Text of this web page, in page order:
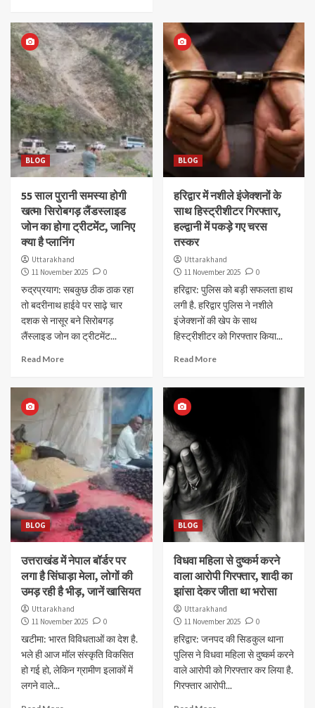
BLOG
55 साल पुरानी समस्या होगी
खत्म! सिरोबगड़ लैंडस्लाइड
जोन का होगा ट्रीटमेंट, जानिए
क्या है प्लानिंग
Uttarakhand
11 November 2025
0
रुद्रप्रयाग: सबकुछ ठीक ठाक रहा
तो बदरीनाथ हाईवे पर साढ़े चार
दशक से नासूर बने सिरोबगड़
लैंस्लाइड जोन का ट्रीटमेंट...
Read More
BLOG
हरिद्वार में नशीले इंजेक्शनों के
साथ हिस्ट्रीशीटर गिरफ्तार,
हल्द्वानी में पकड़े गए चरस
तस्कर
Uttarakhand
11 November 2025
0
हरिद्वार: पुलिस को बड़ी सफलता हाथ
लगी है. हरिद्वार पुलिस ने नशीले
इंजेक्शनों की खेप के साथ
हिस्ट्रीशीटर को गिरफ्तार किया...
Read More
BLOG
उत्तराखंड में नेपाल बॉर्डर पर
लगा है सिंघाड़ा मेला, लोगों की
उमड़ रही है भीड़, जानें खासियत
Uttarakhand
11 November 2025
0
खटीमा: भारत विविधताओं का देश है.
भले ही आज मॉल संस्कृति विकसित
हो गई हो, लेकिन ग्रामीण इलाकों में
लगने वाले...
BLOG
विधवा महिला से दुष्कर्म करने
वाला आरोपी गिरफ्तार, शादी का
झांसा देकर जीता था भरोसा
Uttarakhand
11 November 2025
0
हरिद्वार: जनपद की सिडकुल थाना
पुलिस ने विधवा महिला से दुष्कर्म करने
वाले आरोपी को गिरफ्तार कर लिया है.
गिरफ्तार आरोपी...